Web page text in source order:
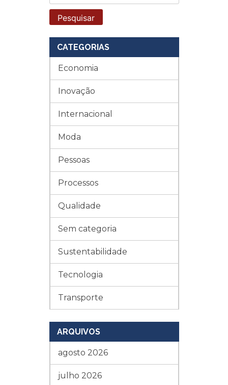
CATEGORIAS
Economia
Inovação
Internacional
Moda
Pessoas
Processos
Qualidade
Sem categoria
Sustentabilidade
Tecnologia
Transporte
ARQUIVOS
agosto 2026
julho 2026